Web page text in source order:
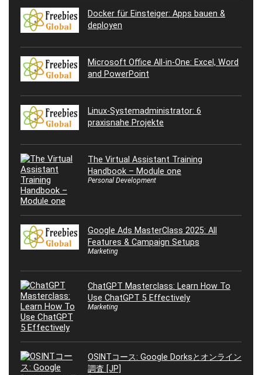
Docker für Einsteiger: Apps bauen &
deployen
Microsoft Office All-in-One: Excel, Word
and PowerPoint
Linux-Systemadministrator: 6
praxisnahe Projekte
The Virtual Assistant Training
Handbook – Module one
Personal Development
Google Ads MasterClass 2025: All
Features & Campaign Setups
Marketing
ChatGPT Masterclass: Learn How To
Use ChatGPT 5 Effectively
Marketing
OSINTコース: Google Dorksとオンライン
調査 [JP]